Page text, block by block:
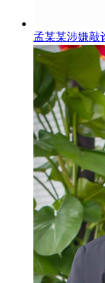
孟某某涉嫌敲